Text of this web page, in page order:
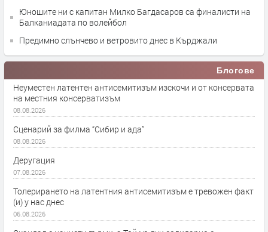
Юношите ни с капитан Милко Багдасаров са финалисти на
Балканиадата по волейбол
Предимно слънчево и ветровито днес в Кърджали
Блогове
Неуместен латентен антисемитизъм изскочи и от консервата
на местния консерватизъм
08.08.2026
Сценарий за филма “Сибир и ада”
08.08.2026
Деругация
07.08.2026
Толерирането на латентния антисемитизъм е тревожен факт
(и) у нас днес
06.08.2026